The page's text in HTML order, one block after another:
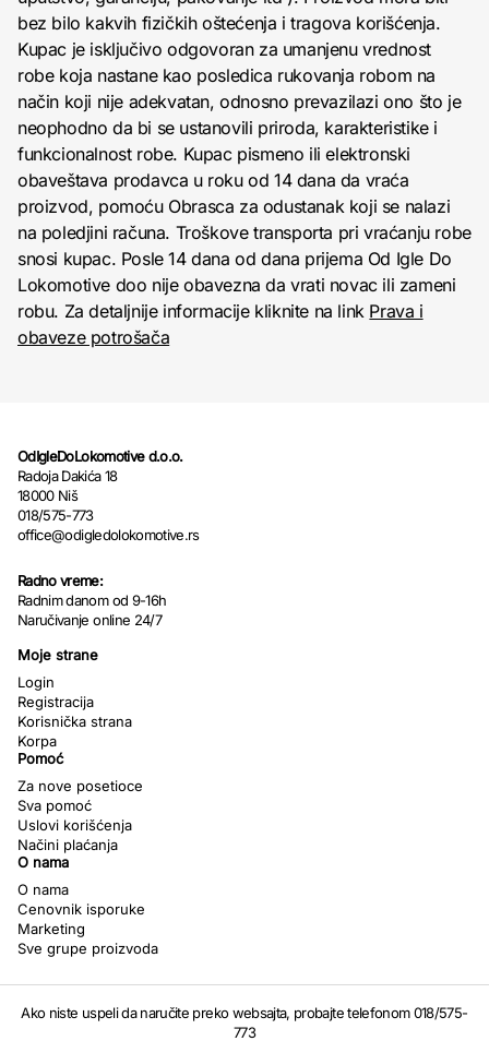
bez bilo kakvih fizičkih oštećenja i tragova korišćenja.
Kupac je isključivo odgovoran za umanjenu vrednost
robe koja nastane kao posledica rukovanja robom na
način koji nije adekvatan, odnosno prevazilazi ono što je
neophodno da bi se ustanovili priroda, karakteristike i
funkcionalnost robe. Kupac pismeno ili elektronski
obaveštava prodavca u roku od 14 dana da vraća
proizvod, pomoću Obrasca za odustanak koji se nalazi
na poledjini računa. Troškove transporta pri vraćanju robe
snosi kupac. Posle 14 dana od dana prijema Od Igle Do
Lokomotive doo nije obavezna da vrati novac ili zameni
robu. Za detaljnije informacije kliknite na link Prava i
obaveze potrošača
OdIgleDoLokomotive d.o.o.
Radoja Dakića 18
18000 Niš
018/575-773
office@odigledolokomotive.rs
Radno vreme:
Radnim danom od 9-16h
Naručivanje online 24/7
Moje strane
Login
Registracija
Korisnička strana
Korpa
Pomoć
Za nove posetioce
Sva pomoć
Uslovi korišćenja
Načini plaćanja
O nama
O nama
Cenovnik isporuke
Marketing
Sve grupe proizvoda
Ako niste uspeli da naručite preko websajta, probajte telefonom 018/575-
773